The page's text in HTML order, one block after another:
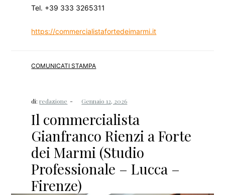
Tel. +39 333 3265311
https://commercialistafortedeimarmi.it
COMUNICATI STAMPA
di:redazione
Il commercialista
Gianfranco Rienzi a Forte
dei Marmi (Studio
Professionale – Lucca –
Firenze)